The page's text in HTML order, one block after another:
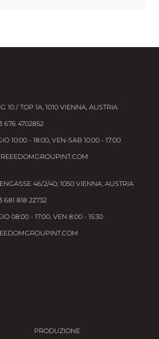
10 / TOP 1A, 1010 VIENNA, АUSTRIA
676 4702852
10:00 - 18:00, VEN-SAB 10:00 - 17:00
46/2/40, 1050 VIENNA, АUSTRIA
681 818 22732
08:00 - 17:00, VEN 8:00 - 15:30
PRODUZIONE